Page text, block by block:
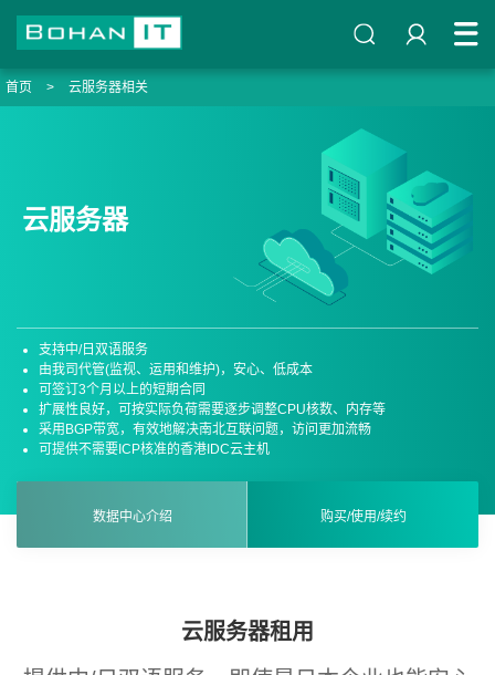
首页 > 云服务器相关
云服务器
支持中/日双语服务
由我司代管(监视、运用和维护)，安心、低成本
可签订3个月以上的短期合同
扩展性良好，可按实际负荷需要逐步调整CPU核数、内存等
采用BGP带宽，有效地解决南北互联问题，访问更加流畅
可提供不需要ICP核准的香港IDC云主机
数据中心介绍 购买/使用/续约
云服务器租用